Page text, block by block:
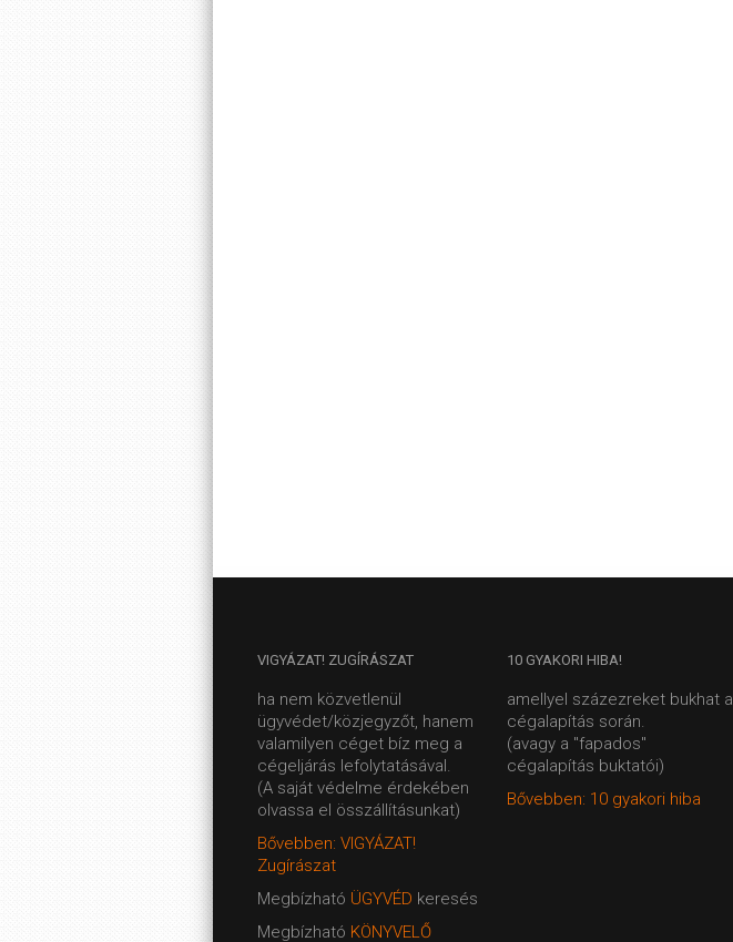
VIGYÁZAT! ZUGÍRÁSZAT
ha nem közvetlenül
ügyvédet/közjegyzőt, hanem
valamilyen céget bíz meg a
cégeljárás lefolytatásával.
(A saját védelme érdekében
olvassa el összállításunkat)
Bővebben: VIGYÁZAT!
Zugírászat
Megbízható ÜGYVÉD keresés
Megbízható KÖNYVELŐ
10 GYAKORI HIBA!
amellyel százezreket bukhat a
cégalapítás során.
(avagy a "fapados"
cégalapítás buktatói)
Bővebben: 10 gyakori hiba